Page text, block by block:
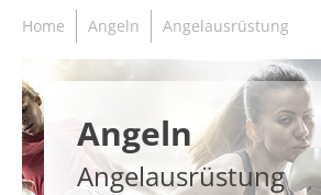
Home Angeln Angelausrüstung
Angeln
Angelausrüstung